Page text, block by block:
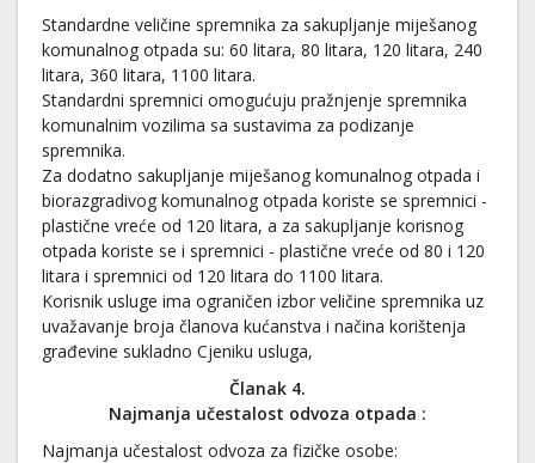
Standardne veličine spremnika za sakupljanje miješanog
komunalnog otpada su: 60 litara, 80 litara, 120 litara, 240
litara, 360 litara, 1100 litara.
Standardni spremnici omogućuju pražnjenje spremnika
komunalnim vozilima sa sustavima za podizanje
spremnika.
Za dodatno sakupljanje miješanog komunalnog otpada i
biorazgradivog komunalnog otpada koriste se spremnici -
plastične vreće od 120 litara, a za sakupljanje korisnog
otpada koriste se i spremnici - plastične vreće od 80 i 120
litara i spremnici od 120 litara do 1100 litara.
Korisnik usluge ima ograničen izbor veličine spremnika uz
uvažavanje broja članova kućanstva i načina korištenja
građevine sukladno Cjeniku usluga,
Članak 4.
Najmanja učestalost odvoza otpada :
Najmanja učestalost odvoza za fizičke osobe: